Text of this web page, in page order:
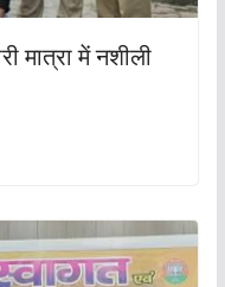
मात्रा में नशीली